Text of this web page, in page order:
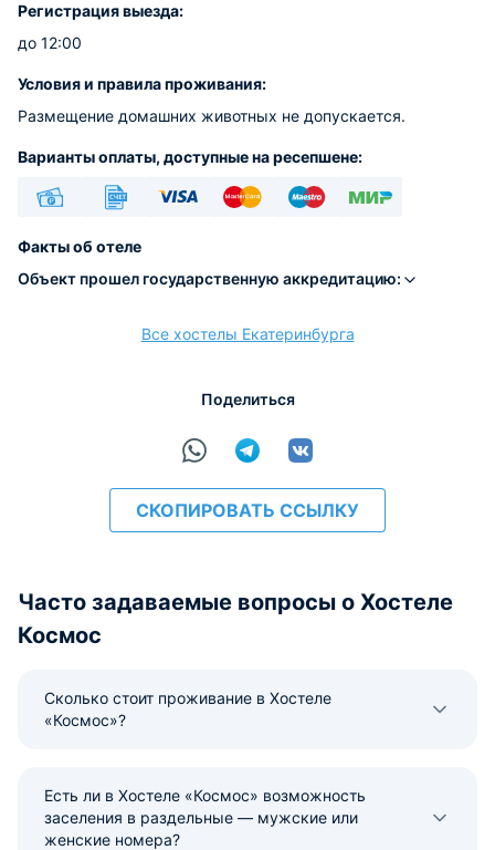
Регистрация выезда:
до 12:00
Условия и правила проживания:
Размещение домашних животных не допускается.
Варианты оплаты, доступные на ресепшене:
Факты об отеле
Объект прошел государственную аккредитацию:
Все хостелы Екатеринбурга
Поделиться
СКОПИРОВАТЬ ССЫЛКУ
Часто задаваемые вопросы о Хостеле
Космос
Сколько стоит проживание в Хостеле
«Космос»?
Есть ли в Хостеле «Космос» возможность
заселения в раздельные — мужские или
женские номера?